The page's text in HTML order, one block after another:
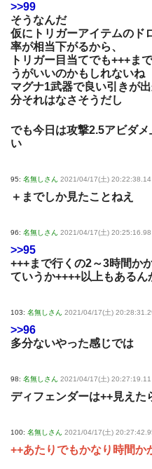
>>99
そうなんだ
仮にトリガーアイテムのド
率が相当下がるから、
トリガー目当てでも+++ま
うがいいのかもしれないね
マグナ1武器で良い引きが
分それはなさそうだし
でも今日は攻撃2.5アビダ
い
95: 名無しさん 2021/04/17(土) 20:22:38.14
＋までしか見たことねえ
96: 名無しさん 2021/04/17(土) 20:25:16.98
>>95
+++まで行くの2～3時間か
ていうか++++以上もあるん
103: 名無しさん 2021/04/17(土)
>>96
多分ないやった感じでは
98: 名無しさん 2021/04/17(土) 20:27:19.11
ディフェンダーは++見えた
100: 名無しさん 2021/04/17(土)
++あたりでもかなり時間か